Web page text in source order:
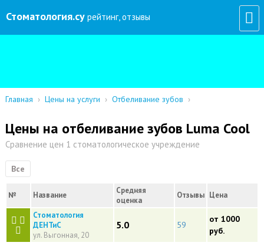
Стоматология.су рейтинг, отзывы
Главная › Цены на услуги › Отбеливание зубов ›
Цены на отбеливание зубов Luma Cool
Сравнение цен 1 стоматологическое учреждение
Все
№ Название
Средняя
оценка
Отзывы Цена
Стоматология
ДЕНТиС
ул. Выгонная, 20
5.0 59
от 1000
руб.